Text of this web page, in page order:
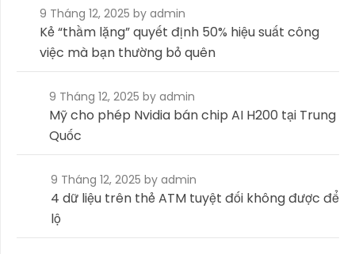
9 Tháng 12, 2025by admin
Kẻ “thầm lặng” quyết định 50% hiệu suất công
việc mà bạn thường bỏ quên
9 Tháng 12, 2025 by admin
Mỹ cho phép Nvidia bán chip AI H200 tại Trung
Quốc
9 Tháng 12, 2025 by admin
4 dữ liệu trên thẻ ATM tuyệt đối không được để
lộ